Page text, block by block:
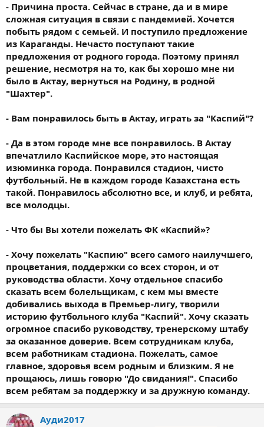
- Причина проста. Сейчас в стране, да и в мире
сложная ситуация в связи с пандемией. Хочется
побыть рядом с семьей. И поступило предложение
из Караганды. Нечасто поступают такие
предложения от родного города. Поэтому принял
решение, несмотря на то, как бы хорошо мне ни
было в Актау, вернуться на Родину, в родной
"Шахтер".
- Вам понравилось быть в Актау, играть за "Каспий"?
- Да в этом городе мне все понравилось. В Актау
впечатлило Каспийское море, это настоящая
изюминка города. Понравился стадион, чисто
футбольный. Не в каждом городе Казахстана есть
такой. Понравилось абсолютно все, и клуб, и ребята,
все молодцы.
- Что бы Вы хотели пожелать ФК «Каспий»?
- Хочу пожелать "Каспию" всего самого наилучшего,
процветания, поддержки со всех сторон, и от
руководства области. Хочу отдельное спасибо
сказать всем болельщикам, с кем мы вместе
добивались выхода в Премьер-лигу, творили
историю футбольного клуба "Каспий". Хочу сказать
огромное спасибо руководству, тренерскому штабу
за оказанное доверие. Всем сотрудникам клуба,
всем работникам стадиона. Пожелать, самое
главное, здоровья всем родным и близким. Я не
прощаюсь, лишь говорю "До свидания!". Спасибо
всем ребятам за поддержку и за дружную команду.
Ауди2017